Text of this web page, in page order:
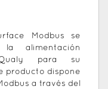
Modbus se
alimentación
para su
producto dispone
a través del